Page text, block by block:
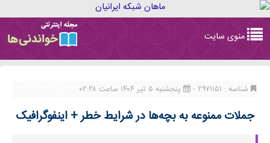
navigation
منوی سایت
شناسه : ۲۹۷۱۱۵۱ - پنجشنبه ۵ تیر ۱۴۰۴ ساعت ۰۲:۲۸
جملات ممنوعه به بچه‌ها در شرایط خطر + اینفوگرافیک